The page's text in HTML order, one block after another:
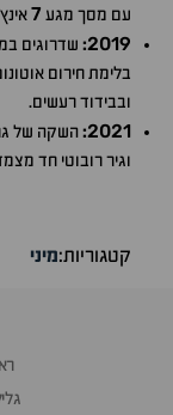
עם מסך מגע 7
2019
: שדרוגים
בלימת חירום
ובבידוד רעשים.
2021
:השקה של
וגיר רובוטי חד
קטגוריות:מיני